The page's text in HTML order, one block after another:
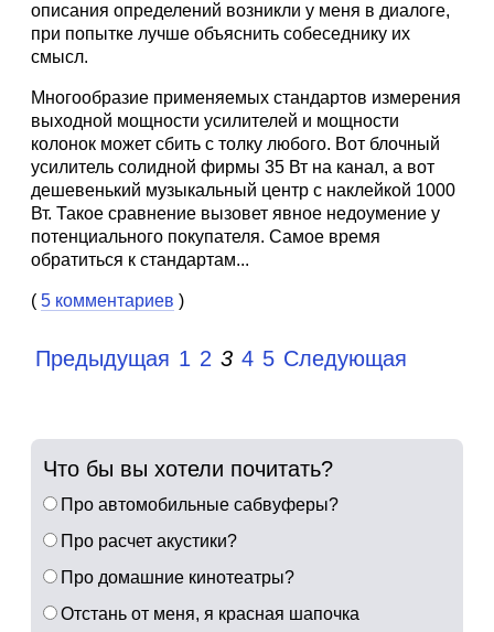
описания определений возникли у меня в диалоге,
при попытке лучше объяснить собеседнику их
смысл.
Многообразие применяемых стандартов измерения
выходной мощности усилителей и мощности
колонок может сбить с толку любого. Вот блочный
усилитель солидной фирмы 35 Вт на канал, а вот
дешевенький музыкальный центр с наклейкой 1000
Вт. Такое сравнение вызовет явное недоумение у
потенциального покупателя. Самое время
обратиться к стандартам...
( 5 комментариев )
Предыдущая 1 2 3 4 5 Следующая
Что бы вы хотели почитать?
Про автомобильные сабвуферы?
Про расчет акустики?
Про домашние кинотеатры?
Отстань от меня, я красная шапочка